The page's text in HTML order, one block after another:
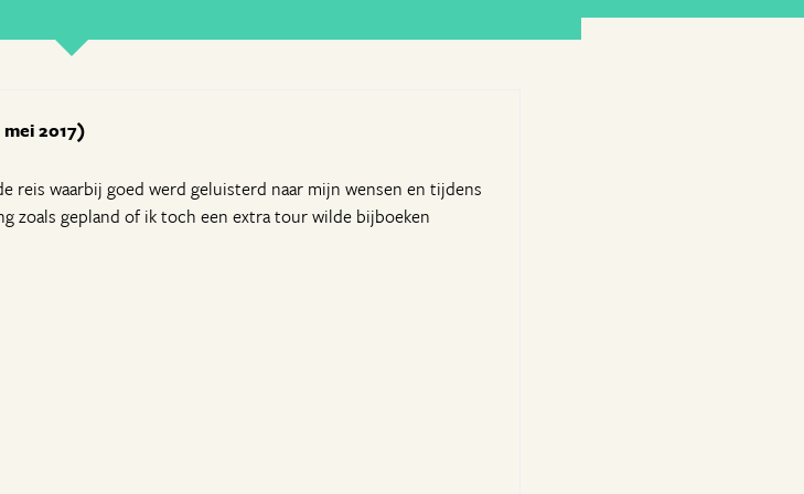
2017)
reis waarbij goed werd geluisterd naar mijn wensen en tijdens
zoals gepland of ik toch een extra tour wilde bijboeken